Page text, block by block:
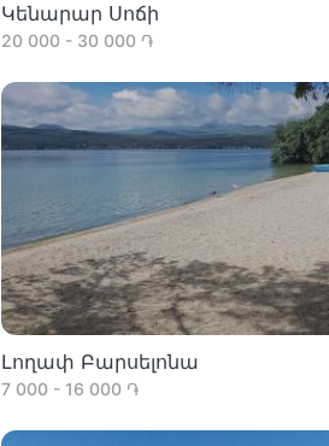
Կենարար Սոճի
20 000 - 30 000 ֏
Լողափ Բարսելոնա
7 000 - 16 000 ֏